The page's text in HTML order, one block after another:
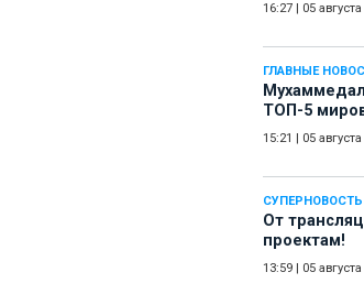
16:27 05 августа
ГЛАВНЫЕ
ТОП-5
15:21 05 августа
СУПЕРНОВОСТЬ
От
проектам!
13:59 05 августа